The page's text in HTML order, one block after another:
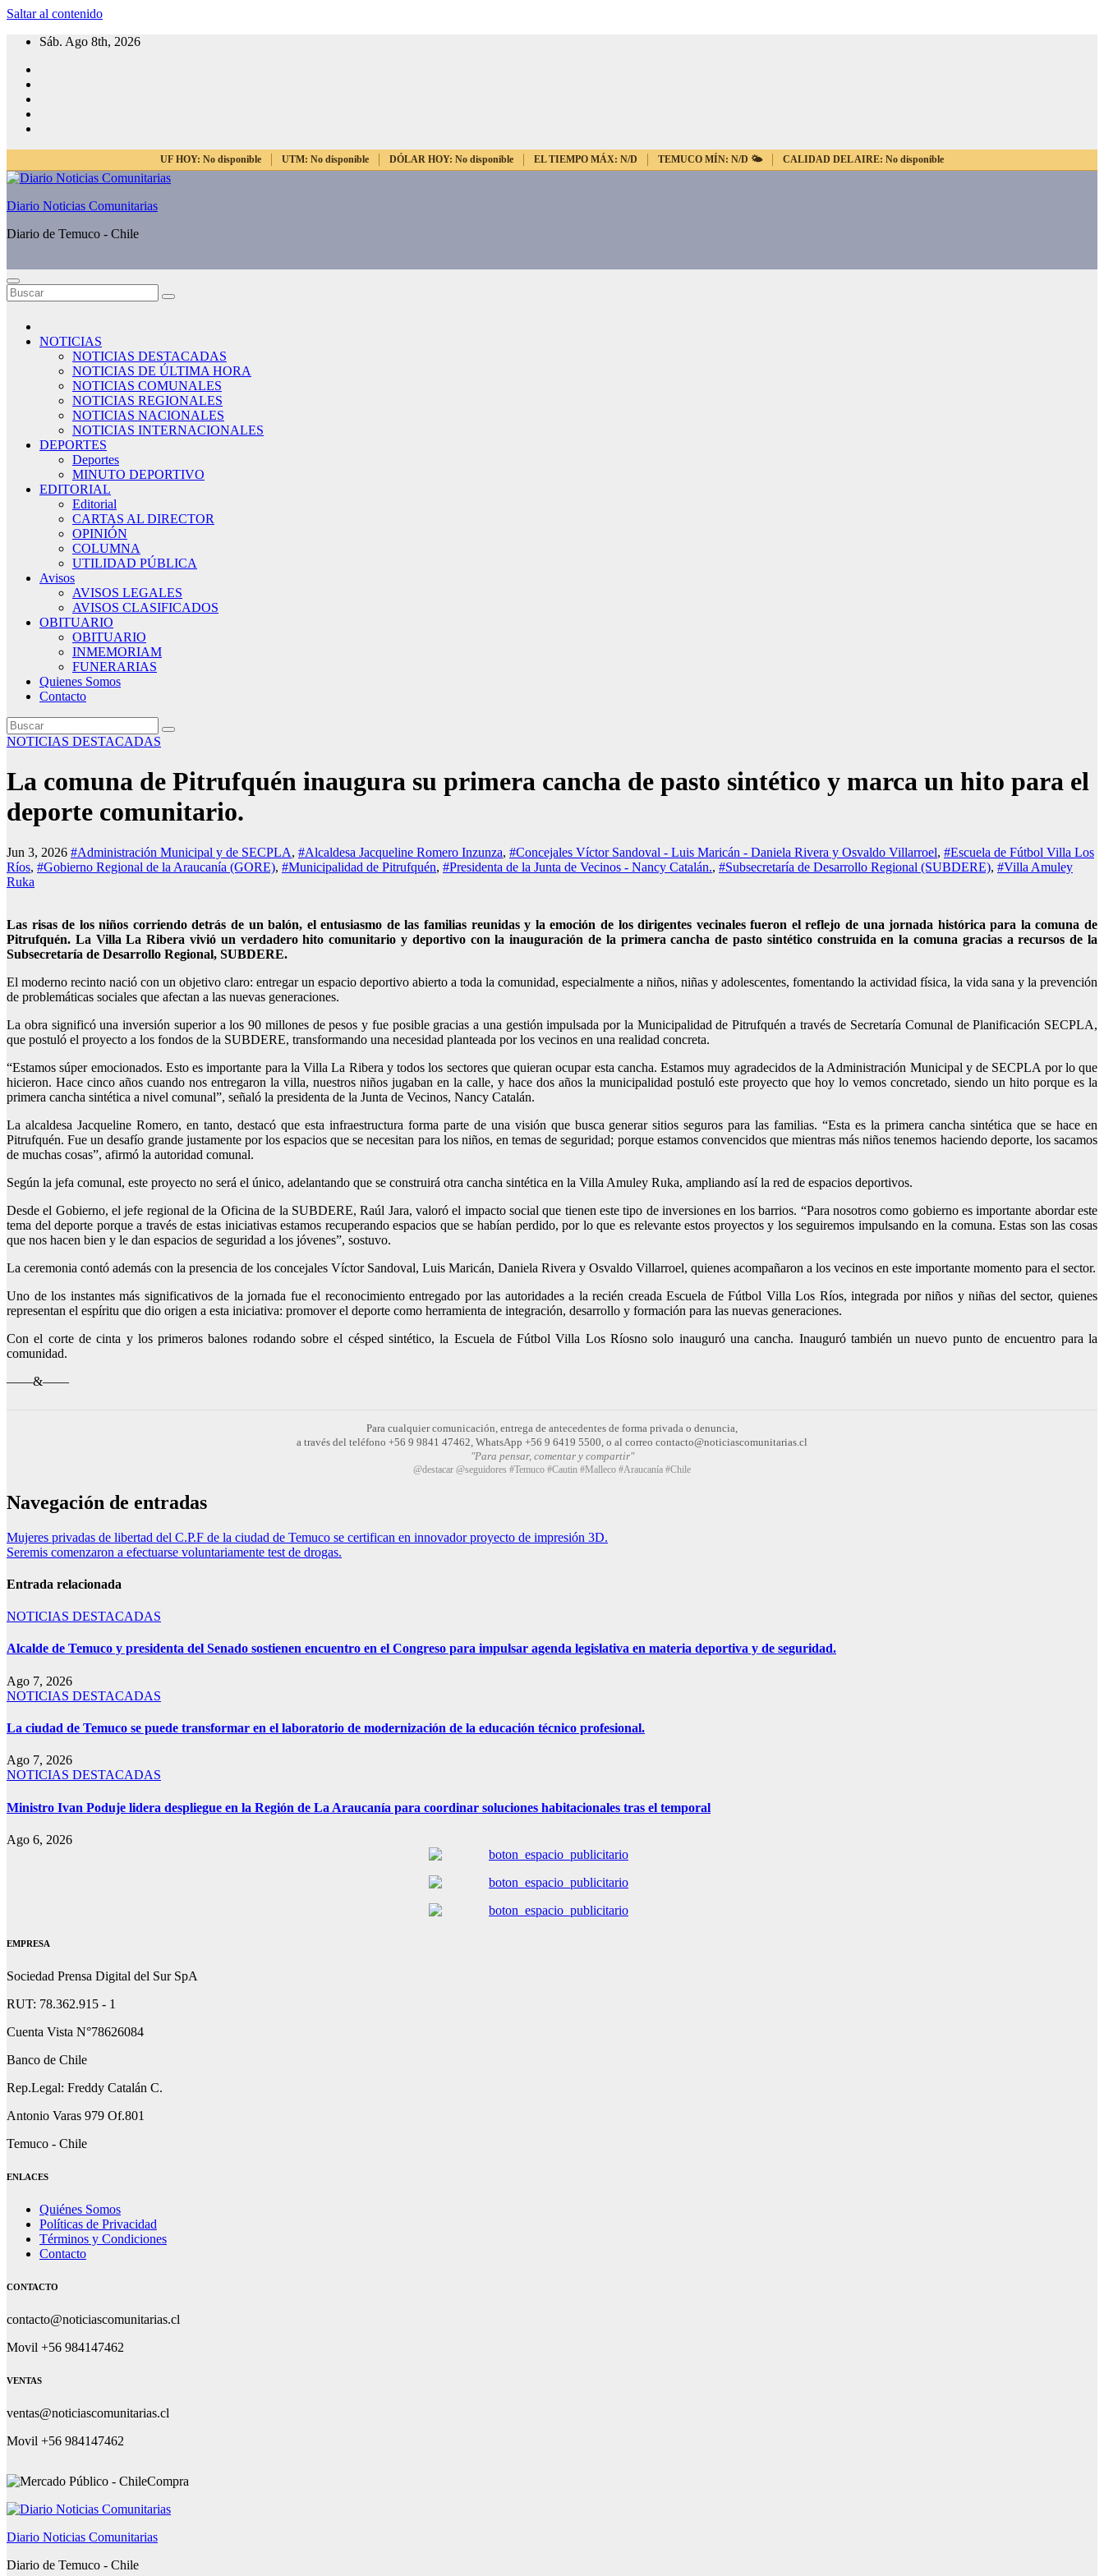
Saltar al contenido
Sáb. Ago 8th, 2026
UF HOY: No disponible UTM: No disponible DÓLAR HOY: No disponible EL TIEMPO MÁX: N/D TEMUCO MÍN: N/D 🌤️ CALIDAD DEL AIRE: No disponible
Diario Noticias Comunitarias
Diario de Temuco - Chile
NOTICIAS
NOTICIAS DESTACADAS
NOTICIAS DE ÚLTIMA HORA
NOTICIAS COMUNALES
NOTICIAS REGIONALES
NOTICIAS NACIONALES
NOTICIAS INTERNACIONALES
DEPORTES
Deportes
MINUTO DEPORTIVO
EDITORIAL
Editorial
CARTAS AL DIRECTOR
OPINIÓN
COLUMNA
UTILIDAD PÚBLICA
Avisos
AVISOS LEGALES
AVISOS CLASIFICADOS
OBITUARIO
OBITUARIO
INMEMORIAM
FUNERARIAS
Quienes Somos
Contacto
NOTICIAS DESTACADAS
La comuna de Pitrufquén inaugura su primera cancha de pasto sintético y marca un hito para el
deporte comunitario.
Jun 3, 2026 #Administración Municipal y de SECPLA, #Alcaldesa Jacqueline Romero Inzunza, #Concejales Víctor Sandoval - Luis Maricán - Daniela Rivera y Osvaldo Villarroel, #Escuela de Fútbol Villa Los
Ríos, #Gobierno Regional de la Araucanía (GORE), #Municipalidad de Pitrufquén, #Presidenta de la Junta de Vecinos - Nancy Catalán., #Subsecretaría de Desarrollo Regional (SUBDERE), #Villa Amuley
Ruka
Las risas de los niños corriendo detrás de un balón, el entusiasmo de las familias reunidas y la emoción de los dirigentes vecinales fueron el reflejo de una jornada histórica para la comuna de
Pitrufquén. La Villa La Ribera vivió un verdadero hito comunitario y deportivo con la inauguración de la primera cancha de pasto sintético construida en la comuna gracias a recursos de la
Subsecretaría de Desarrollo Regional, SUBDERE.
El moderno recinto nació con un objetivo claro: entregar un espacio deportivo abierto a toda la comunidad, especialmente a niños, niñas y adolescentes, fomentando la actividad física, la vida sana y la prevención
de problemáticas sociales que afectan a las nuevas generaciones.
La obra significó una inversión superior a los 90 millones de pesos y fue posible gracias a una gestión impulsada por la Municipalidad de Pitrufquén a través de Secretaría Comunal de Planificación SECPLA,
que postuló el proyecto a los fondos de la SUBDERE, transformando una necesidad planteada por los vecinos en una realidad concreta.
“Estamos súper emocionados. Esto es importante para la Villa La Ribera y todos los sectores que quieran ocupar esta cancha. Estamos muy agradecidos de la Administración Municipal y de SECPLA por lo que
hicieron. Hace cinco años cuando nos entregaron la villa, nuestros niños jugaban en la calle, y hace dos años la municipalidad postuló este proyecto que hoy lo vemos concretado, siendo un hito porque es la
primera cancha sintética a nivel comunal”, señaló la presidenta de la Junta de Vecinos, Nancy Catalán.
La alcaldesa Jacqueline Romero, en tanto, destacó que esta infraestructura forma parte de una visión que busca generar sitios seguros para las familias. “Esta es la primera cancha sintética que se hace en
Pitrufquén. Fue un desafío grande justamente por los espacios que se necesitan para los niños, en temas de seguridad; porque estamos convencidos que mientras más niños tenemos haciendo deporte, los sacamos
de muchas cosas”, afirmó la autoridad comunal.
Según la jefa comunal, este proyecto no será el único, adelantando que se construirá otra cancha sintética en la Villa Amuley Ruka, ampliando así la red de espacios deportivos.
Desde el Gobierno, el jefe regional de la Oficina de la SUBDERE, Raúl Jara, valoró el impacto social que tienen este tipo de inversiones en los barrios. “Para nosotros como gobierno es importante abordar este
tema del deporte porque a través de estas iniciativas estamos recuperando espacios que se habían perdido, por lo que es relevante estos proyectos y los seguiremos impulsando en la comuna. Estas son las cosas
que nos hacen bien y le dan espacios de seguridad a los jóvenes”, sostuvo.
La ceremonia contó además con la presencia de los concejales Víctor Sandoval, Luis Maricán, Daniela Rivera y Osvaldo Villarroel, quienes acompañaron a los vecinos en este importante momento para el sector.
Uno de los instantes más significativos de la jornada fue el reconocimiento entregado por las autoridades a la recién creada Escuela de Fútbol Villa Los Ríos, integrada por niños y niñas del sector, quienes
representan el espíritu que dio origen a esta iniciativa: promover el deporte como herramienta de integración, desarrollo y formación para las nuevas generaciones.
Con el corte de cinta y los primeros balones rodando sobre el césped sintético, la Escuela de Fútbol Villa Los Ríosno solo inauguró una cancha. Inauguró también un nuevo punto de encuentro para la
comunidad.
——&——
Para cualquier comunicación, entrega de antecedentes de forma privada o denuncia,
a través del teléfono +56 9 9841 47462, WhatsApp +56 9 6419 5500, o al correo contacto@noticiascomunitarias.cl
"Para pensar, comentar y compartir"
@destacar @seguidores #Temuco #Cautin #Malleco #Araucanía #Chile
Navegación de entradas
Mujeres privadas de libertad del C.P.F de la ciudad de Temuco se certifican en innovador proyecto de impresión 3D.
Seremis comenzaron a efectuarse voluntariamente test de drogas.
Entrada relacionada
NOTICIAS DESTACADAS
Alcalde de Temuco y presidenta del Senado sostienen encuentro en el Congreso para impulsar agenda legislativa en materia deportiva y de seguridad.
Ago 7, 2026
NOTICIAS DESTACADAS
La ciudad de Temuco se puede transformar en el laboratorio de modernización de la educación técnico profesional.
Ago 7, 2026
NOTICIAS DESTACADAS
Ministro Ivan Poduje lidera despliegue en la Región de La Araucanía para coordinar soluciones habitacionales tras el temporal
Ago 6, 2026
EMPRESA
Sociedad Prensa Digital del Sur SpA
RUT: 78.362.915 - 1
Cuenta Vista N°78626084
Banco de Chile
Rep.Legal: Freddy Catalán C.
Antonio Varas 979 Of.801
Temuco - Chile
ENLACES
Quiénes Somos
Políticas de Privacidad
Términos y Condiciones
Contacto
CONTACTO
contacto@noticiascomunitarias.cl
Movil +56 984147462
VENTAS
ventas@noticiascomunitarias.cl
Movil +56 984147462
Diario Noticias Comunitarias
Diario de Temuco - Chile